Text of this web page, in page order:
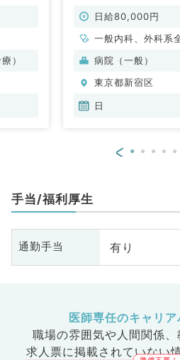
）
日給80,000円
一般内科、外科系
病院（一般）
東京都新宿区
日
<
手当/福利厚生
通勤手当 有り
医師専任のキャリ
職場の雰囲気や人間関係、
求人票に掲載されていない